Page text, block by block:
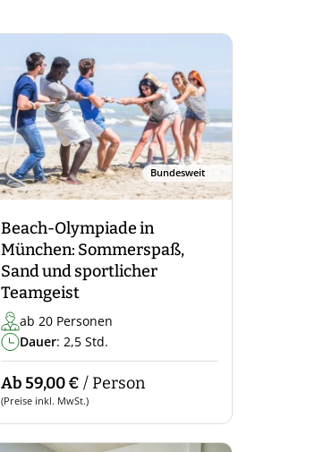
Bundesweit
Beach-Olympiade in
München: Sommerspaß,
Sand und sportlicher
Teamgeist
ab 20 Personen
Dauer: 2,5 Std.
Ab 59,00 € / Person
(Preise inkl. MwSt.)